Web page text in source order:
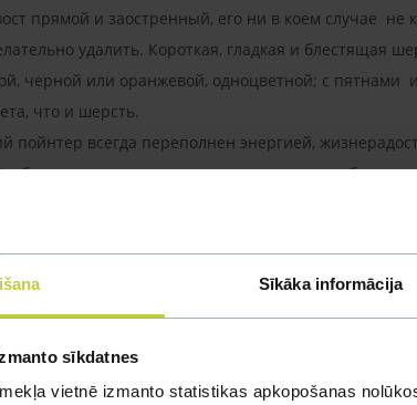
Sīkāka informācija
sīkdatnes
vietnē izmanto statistikas apkopošanas
прямой и заостренный, его ни в коем случае
удалить. Короткая, гладкая и блестящая
черной или оранжевой, одноцветной; с
что и шерсть.
пойнтер всегда переполнен энергией,
интеллигентная, чистоплотная, любезная
Эта собака является энергичным, полным
умны, легко адаптируются к любой ситуации.
или трусость. Некоторые собаки могут быть
на подозрительные звуки, но никогда не
охотничьих линий слишком активны,
детстве). Уже в возрасте 8 недель многие щенки
по отношению к другим собакам,